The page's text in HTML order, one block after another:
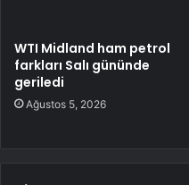
WTI Midland ham petrol
farkları Salı gününde
geriledi
Ağustos 5, 2026